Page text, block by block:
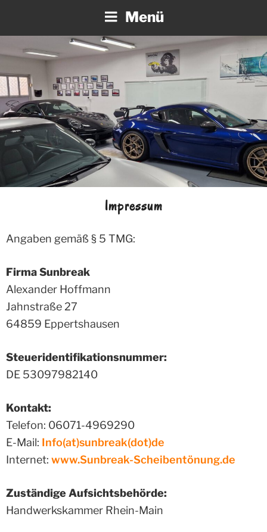
springen
Menü
Impressum
Angaben gemäß § 5 TMG:
Firma Sunbreak
Alexander Hoffmann
Jahnstraße 27
64859 Eppertshausen
Steueridentifikationsnummer:
DE 53097982140
Kontakt:
Telefon: 06071-4969290
E-Mail: Info(at)sunbreak(dot)de
Internet: www.Sunbreak-Scheibentönung.de
Zuständige Aufsichtsbehörde:
Handwerkskammer Rhein-Main